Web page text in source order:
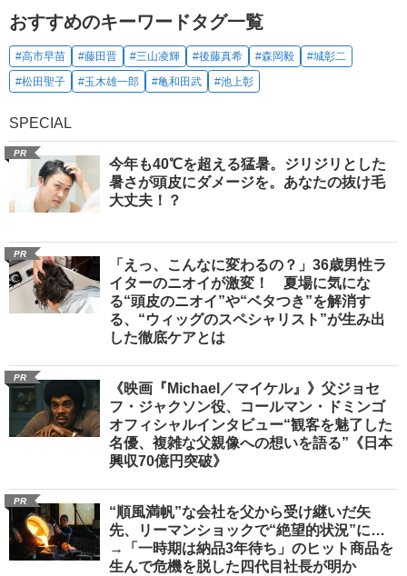
おすすめのキーワードタグ一覧
#高市早苗 #藤田晋 #三山凌輝 #後藤真希 #森岡毅
#城彰二
#松田聖子
#玉木雄一郎 #亀和田武 #池上彰
SPECIAL
PR
今年も40℃を超える猛暑。ジリジリとした
暑さが頭皮にダメージを。あなたの抜け毛
大丈夫！？
PR
「えっ、こんなに変わるの？」36歳男性ラ
イターのニオイが激変！ 夏場に気にな
る“頭皮のニオイ”や“ベタつき”を解消す
る、“ウィッグのスペシャリスト”が生み出
した徹底ケアとは
PR
《映画『Michael／マイケル』》父ジョセ
フ・ジャクソン役、コールマン・ドミンゴ
オフィシャルインタビュー“観客を魅了した
名優、複雑な父親像への想いを語る”《日本
興収70億円突破》
PR
“順風満帆”な会社を父から受け継いだ矢
先、リーマンショックで“絶望的状況”に…
→「一時期は納品3年待ち」のヒット商品を
生んで危機を脱した四代目社長が明か